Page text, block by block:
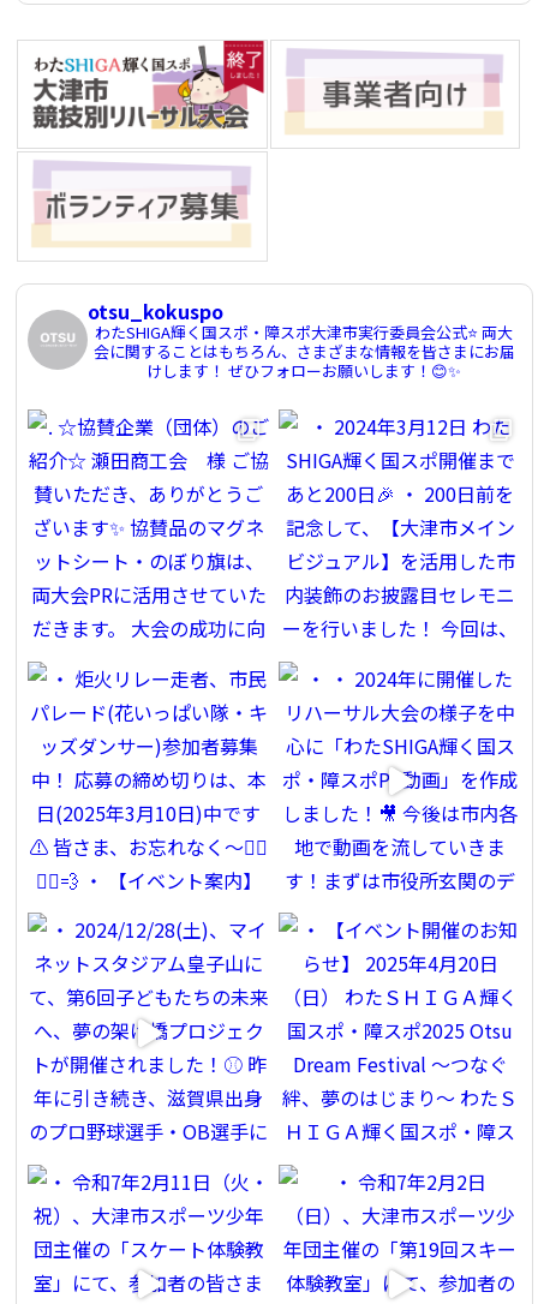
otsu_kokuspo
わたSHIGA輝く国スポ・障スポ大津市実行委員会公式⭐️両大
会に関することはもちろん、さまざまな情報を皆さまにお届
けします！ ぜひフォローお願いします！😊✨